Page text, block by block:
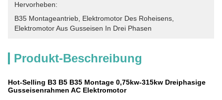
Hervorheben:
B35 Montageantrieb Elektromotor Des Roheisens
Elektromotor Aus Gusseisen In Drei Phasen
Produkt-Beschreibung
Hot-Selling B3 B5 B35 Montage 0,75kw-315kw Dreiphasige
Gusseisenrahmen AC Elektromotor